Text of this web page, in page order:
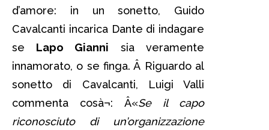
d’amore: in un sonetto, Guido
Cavalcanti incarica Dante di indagare
se Lapo Gianni sia veramente
innamorato, o se finga. Â Riguardo al
sonetto di Cavalcanti, Luigi Valli
commenta cosà¬: Â«Se il capo
riconosciuto di un’organizzazione